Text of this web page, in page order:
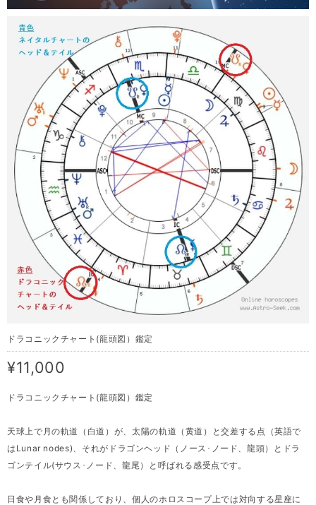
ドラコニックチャート(龍頭図）鑑定
¥11,000
ドラコニックチャート(龍頭図）鑑定
天球上で月の軌道（白道）が、太陽の軌道（黄道）と交差する点（英語で
はLunar nodes)、それがドラゴンヘッド（ノース･ノード、龍頭）とドラ
ゴンテイル(サウス･ノード、龍尾）と呼ばれる感受点です。
日食や月食とも関係しており、個人のホロスコープ上では対向する星座に